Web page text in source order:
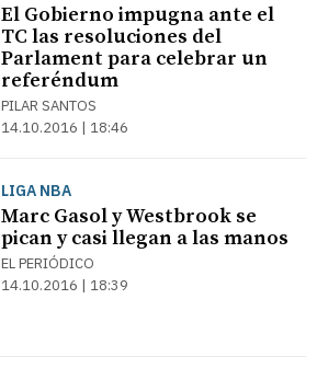
El Gobierno impugna ante el
TC las resoluciones del
Parlament para celebrar un
referéndum
PILAR SANTOS
14.10.2016 | 18:46
LIGA NBA
Marc Gasol y Westbrook se
pican y casi llegan a las manos
EL PERIÓDICO
14.10.2016 | 18:39